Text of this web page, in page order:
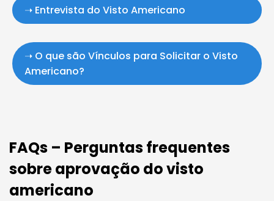
➝ Entrevista do Visto Americano
➝ O que são Vínculos para Solicitar o Visto
Americano?
FAQs – Perguntas frequentes
sobre aprovação do visto
americano